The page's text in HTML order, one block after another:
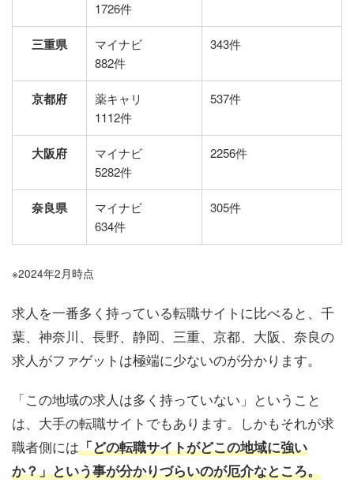
1726件
三重県
マイナビ
882件
343件
京都府
薬キャリ
1112件
537件
大阪府
マイナビ
5282件
2256件
奈良県
マイナビ
634件
305件
※2024年2月時点
求人を一番多く持っている転職サイトに比べると、千
葉、神奈川、長野、静岡、三重、京都、大阪、奈良の
求人がファゲットは極端に少ないのが分かります。
「この地域の求人は多く持っていない」ということ
は、大手の転職サイトでもあります。しかもそれが求
職者側には「どの転職サイトがどこの地域に強い
か？」という事が分かりづらいのが厄介なところ。